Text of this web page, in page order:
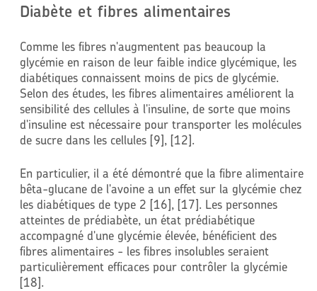
Diabète et fibres alimentaires
Comme les fibres n'augmentent pas beaucoup la
glycémie en raison de leur faible indice glycémique, les
diabétiques connaissent moins de pics de glycémie.
Selon des études, les fibres alimentaires améliorent la
sensibilité des cellules à l'insuline, de sorte que moins
d'insuline est nécessaire pour transporter les molécules
de sucre dans les cellules [9], [12].
En particulier, il a été démontré que la fibre alimentaire
bêta-glucane de l'avoine a un effet sur la glycémie chez
les diabétiques de type 2 [16], [17]. Les personnes
atteintes de prédiabète, un état prédiabétique
accompagné d'une glycémie élevée, bénéficient des
fibres alimentaires - les fibres insolubles seraient
particulièrement efficaces pour contrôler la glycémie
[18].